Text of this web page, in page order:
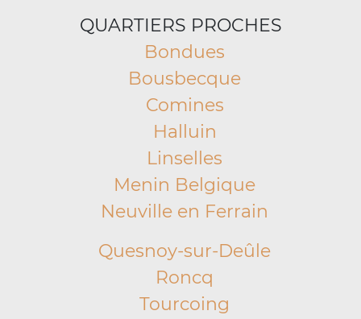
QUARTIERS PROCHES
Bondues
Bousbecque
Comines
Halluin
Linselles
Menin Belgique
Neuville en Ferrain
Quesnoy-sur-Deûle
Roncq
Tourcoing